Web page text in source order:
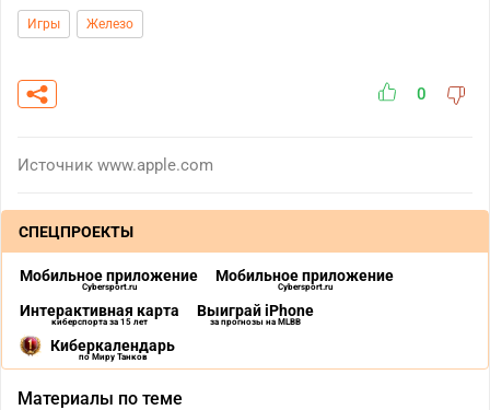
Игры Железо
0
Источник www.apple.com
СПЕЦПРОЕКТЫ
Мобильное приложение
Cybersport.ru
Мобильное приложение
Cybersport.ru
Интерактивная карта
киберспорта за 15 лет
Выиграй iPhone
за прогнозы на MLBB
Киберкалендарь
по Миру Танков
Материалы по теме